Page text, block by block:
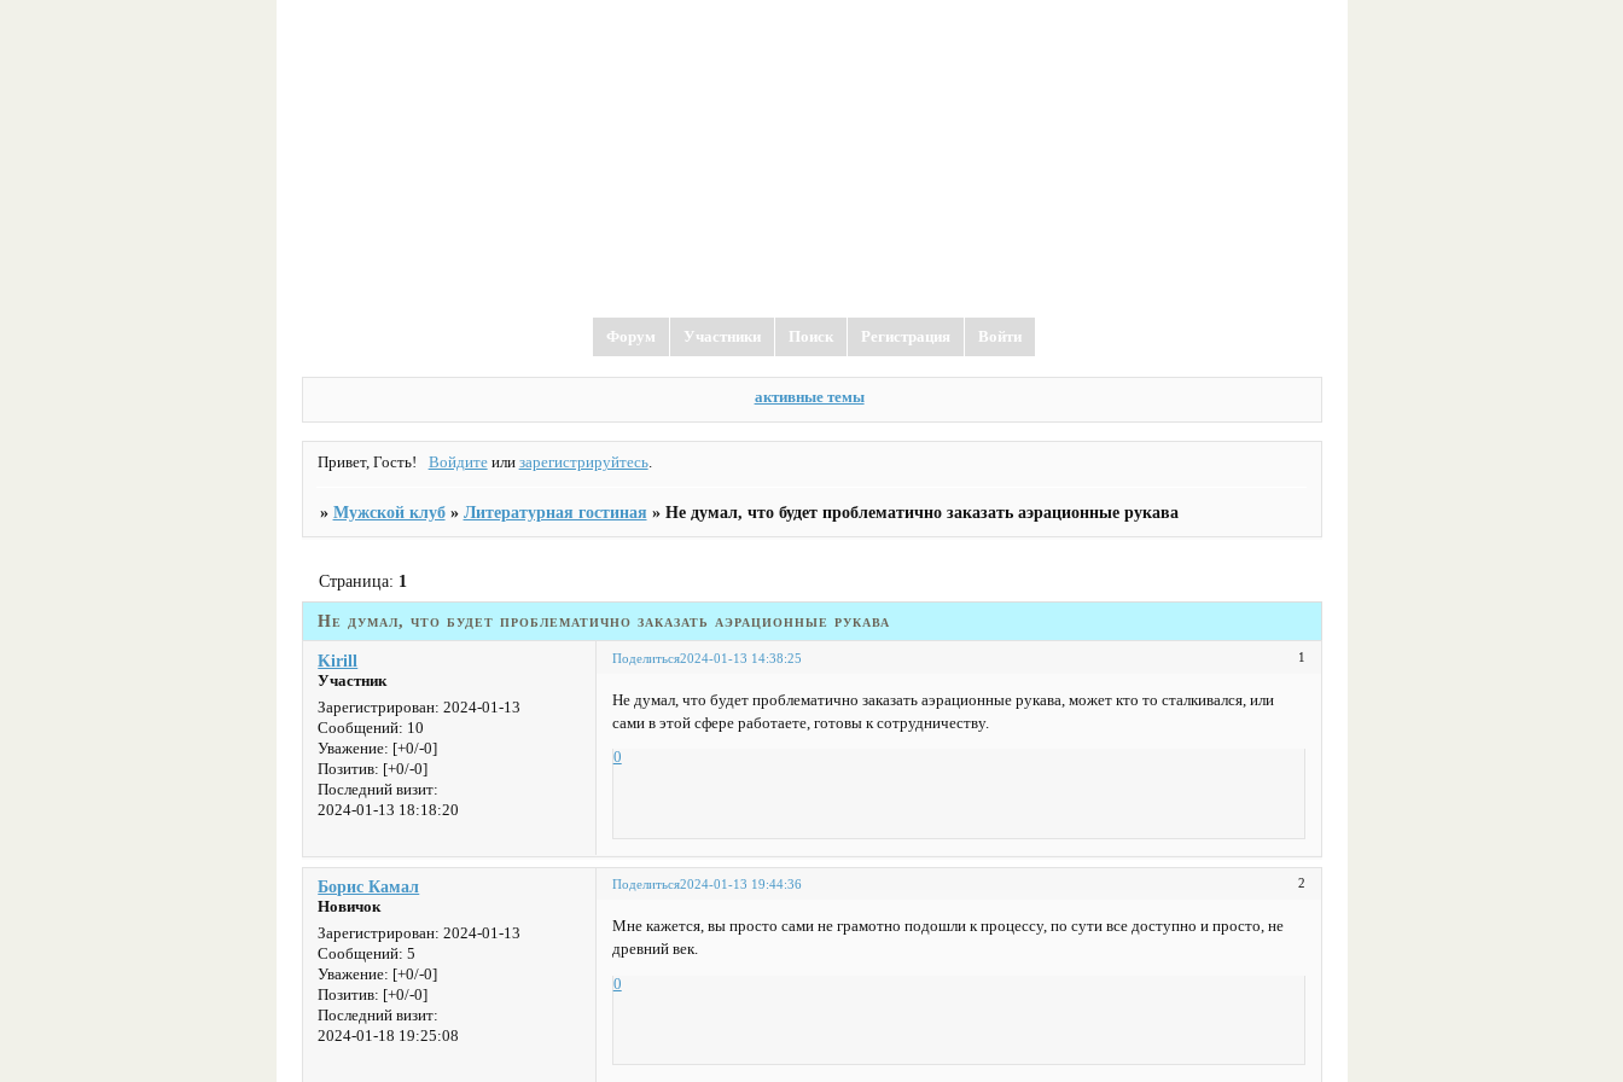
Форум Участники Поиск Регистрация Войти
активные темы
Привет, Гость! Войдитеили зарегистрируйтесь.
» Мужской клуб » Литературная гостиная » Не думал, что будет проблематично заказать аэрационные рукава
Не думал, что будет проблематично заказать аэрационные рукава
Страница: 1
Поделиться 1
2024-01-13 14:38:25
Kirill
Участник
Зарегистрирован: 2024-01-13
Сообщений: 10
Уважение: [+0/-0]
Позитив: [+0/-0]
Последний визит:
2024-01-13 18:18:20
Не думал, что будет проблематично заказать аэрационные рукава, может кто то сталкивался, или
сами в этой сфере работаете, готовы к сотрудничеству.
0
Поделиться 2
2024-01-13 19:44:36
Борис Камал
Новичок
Зарегистрирован: 2024-01-13
Сообщений: 5
Уважение: [+0/-0]
Позитив: [+0/-0]
Последний визит:
2024-01-18 19:25:08
Мне кажется, вы просто сами не грамотно подошли к процессу, по сути все доступно и просто, не
древний век.
0